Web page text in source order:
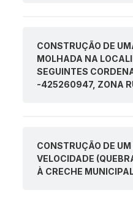
CONSTRUÇÃO DE
MOLHADA NA
SEGUINTES
-425260947, ZONA
CONSTRUÇÃO DE UM
VELOCIDADE
À CRECHE